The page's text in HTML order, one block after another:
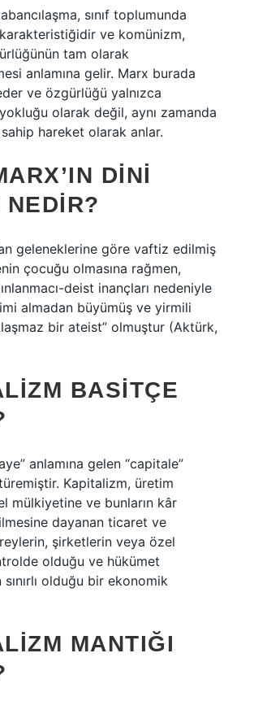
sınıf toplumunda
ve komünizm,
tam olarak
anlamına gelir. Marx burada
ve özgürlüğü yalnızca
yokluğu olarak değil, aynı zamanda
hareket olarak anlar.
DINI
NEDIR?
geleneklerine göre vaftiz edilmiş
çocuğu olmasına rağmen,
deist inançları nedeniyle
almadan büyümüş ve yirmili
bir ateist” olmuştur (Aktürk,
BASITÇE
anlamına gelen “capitale”
Kapitalizm, üretim
mülkiyetine ve bunların kâr
dayanan ticaret ve
şirketlerin veya özel
olduğu ve hükümet
olduğu bir ekonomik
MANTIĞI